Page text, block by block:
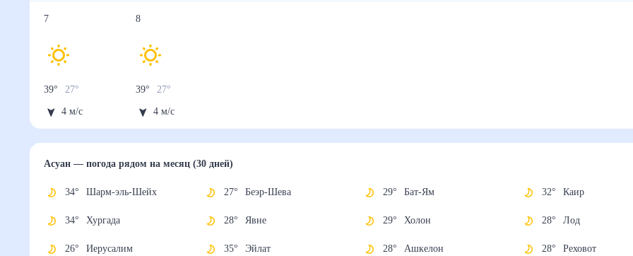
7
39° 27
4 м/с
8
39° 27
4 м/с
Асуан— погода рядомна месяц (30 дней)
34° Шарм-эль-Шейх
34° Хургада
26° Иерусалим
27° Беэр-Шева
28° Явне
35° Эйлат
29° Бат-Ям
29° Холон
28° Ашкелон
32° Каир
28° Лод
28° Реховот